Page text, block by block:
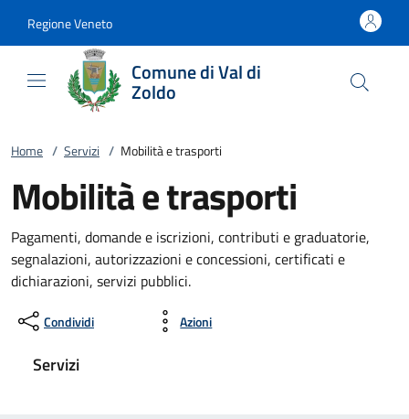
Regione Veneto
Comune di Val di
Zoldo
Home / Servizi / Mobilità e trasporti
Mobilità e trasporti
Pagamenti, domande e iscrizioni, contributi e graduatorie,
segnalazioni, autorizzazioni e concessioni, certificati e
dichiarazioni, servizi pubblici.
Condividi Azioni
Servizi